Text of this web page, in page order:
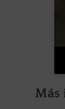
Más